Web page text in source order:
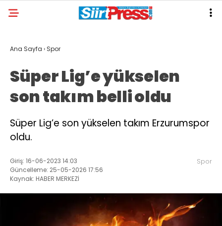
Ana Sayfa › Spor
Süper Lig’e yükselen
son takım belli oldu
Süper Lig’e son yükselen takım Erzurumspor
oldu.
Giriş: 16-06-2023 14:03
Güncelleme: 25-05-2026 17:56
Kaynak: HABER MERKEZİ
Spor